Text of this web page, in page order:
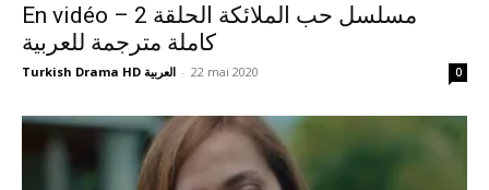
En vidéo – مسلسل حب الملائكة الحلقة 2
كاملة مترجمة للعربية
Turkish Drama HD العربية - 22 mai 2020 0